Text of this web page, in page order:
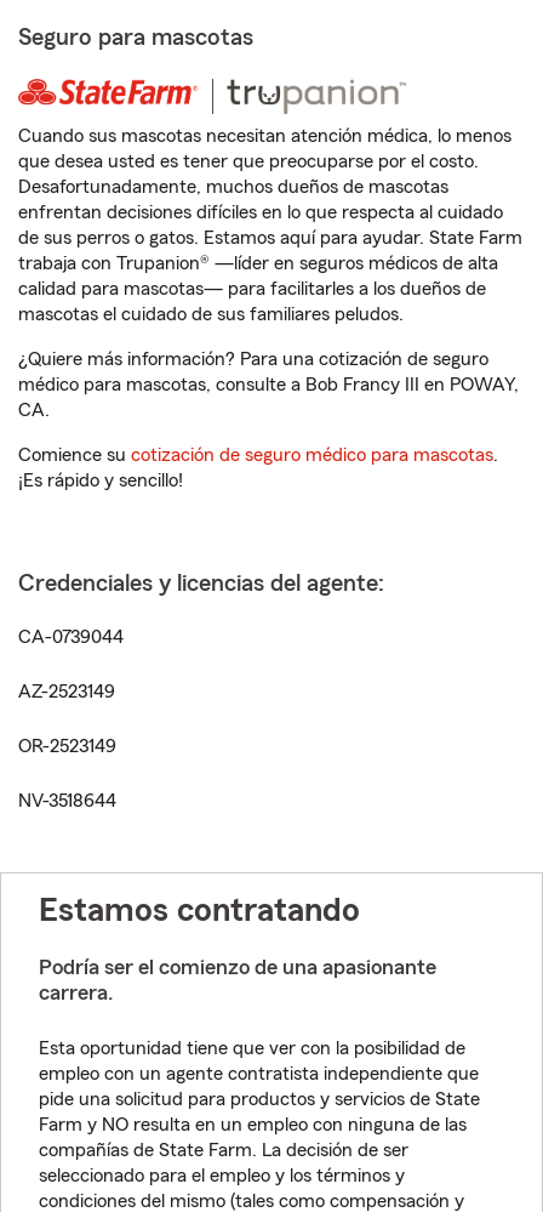
Seguro para mascotas
Cuando sus mascotas necesitan atención médica, lo menos
que desea usted es tener que preocuparse por el costo.
Desafortunadamente, muchos dueños de mascotas
enfrentan decisiones difíciles en lo que respecta al cuidado
de sus perros o gatos. Estamos aquí para ayudar. State Farm
trabaja con Trupanion® —líder en seguros médicos de alta
calidad para mascotas— para facilitarles a los dueños de
mascotas el cuidado de sus familiares peludos.
¿Quiere más información? Para una cotización de seguro
médico para mascotas, consulte a Bob Francy III en POWAY,
CA.
Comience su cotización de seguro médico para mascotas.
¡Es rápido y sencillo!
Credenciales y licencias del agente:
CA-0739044
AZ-2523149
OR-2523149
NV-3518644
Estamos contratando
Podría ser el comienzo de una apasionante
carrera.
Esta oportunidad tiene que ver con la posibilidad de
empleo con un agente contratista independiente que
pide una solicitud para productos y servicios de State
Farm y NO resulta en un empleo con ninguna de las
compañías de State Farm. La decisión de ser
seleccionado para el empleo y los términos y
condiciones del mismo (tales como compensación y